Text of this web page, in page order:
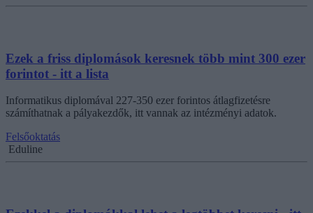
Ezek a friss diplomások keresnek több mint 300 ezer
forintot - itt a lista
Informatikus diplomával 227-350 ezer forintos átlagfizetésre
számíthatnak a pályakezdők, itt vannak az intézményi adatok.
Felsőoktatás
Eduline